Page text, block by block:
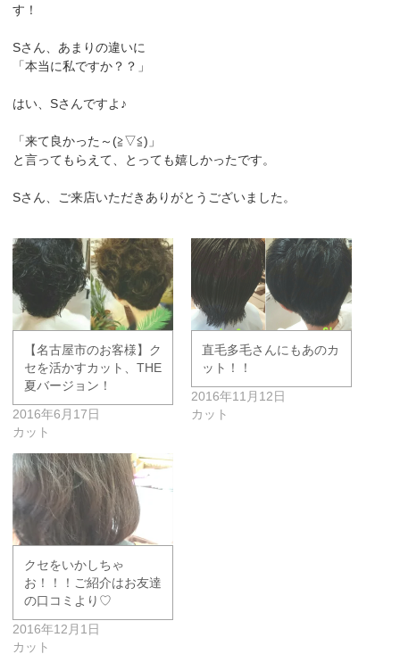
す！
Sさん、あまりの違いに
「本当に私ですか？？」
はい、Sさんですよ♪
「来て良かった～(≧▽≦)」
と言ってもらえて、とっても嬉しかったです。
Sさん、ご来店いただきありがとうございました。
【名古屋市のお客様】ク
セを活かすカット、THE
夏バージョン！
2016年6月17日
カット
直毛多毛さんにもあのカ
ット！！
2016年11月12日
カット
クセをいかしちゃ
お！！！ご紹介はお友達
の口コミより♡
2016年12月1日
カット